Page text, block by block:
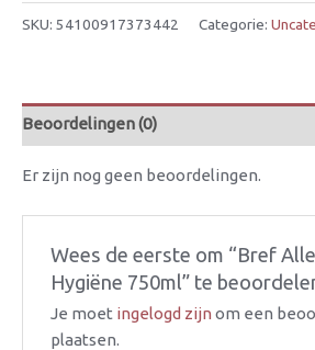
SKU: 54100917373442 Categorie:
Beoordelingen (0)
Er zijn nog geen beoordelingen.
Wees de eerste om “Bref
Hygiëne 750ml” te
Je moet ingelogd zijn om een
plaatsen.